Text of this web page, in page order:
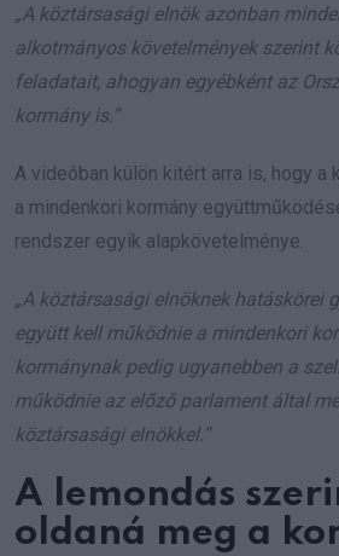
„A köztársasági elnök azonban
alkotmányos követelmények szerint
feladatait, ahogyan egyébként az
kormány is.”
A videóban külön kitért arra is, hogy a
a mindenkori kormány
rendszer egyik alapkövetelménye.
„A köztársasági elnöknek hatáskörei
együtt kell működnie a mindenkori
kormánynak pedig ugyanebben a
működnie az előző parlament által
köztársasági elnökkel.”
A lemondás
oldaná meg a